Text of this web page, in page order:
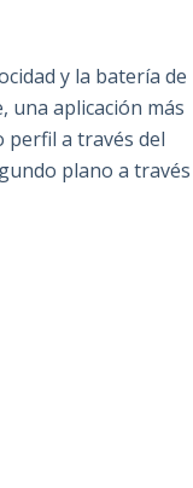
y la batería de
una aplicación más
a través del
plano a través